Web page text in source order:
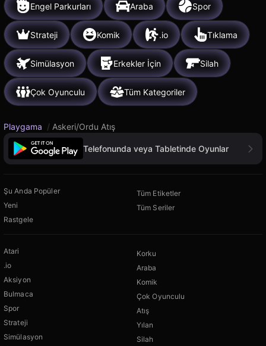
Engel Parkurları Araba Spor
Strateji Komik .io Tıklama
Simülasyon Erkekler İçin Silah
Çok Oyunculu Tüm Kategoriler
Playgama / Askeri/Ordu Atış
Telefonunda veya Tabletinde Oyunlar
Şu Anda Popüler
Yeni
Rastgele
Tüm Etiketler
Tüm Seriler
Atari
.io
Aksiyon
Bulmaca
Spor
Strateji
Simülasyon
Korku
Araba
Komik
Çok Oyunculu
Atış
Yılan
Silah